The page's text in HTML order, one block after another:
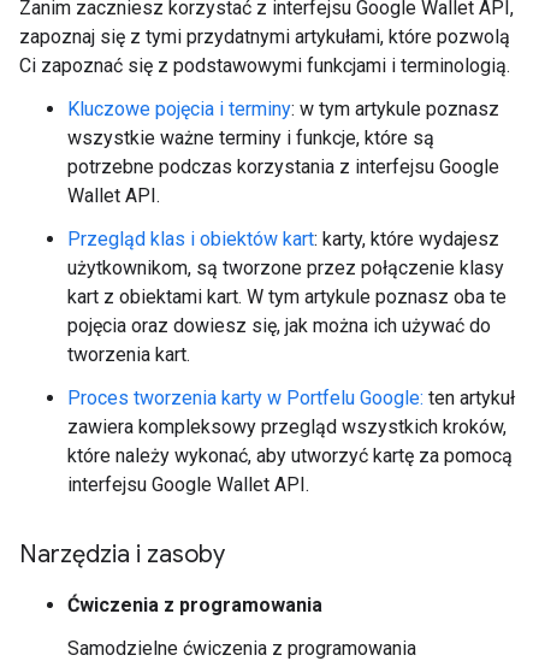
Zanim zaczniesz korzystać z interfejsu Google Wallet API,
zapoznaj się z tymi przydatnymi artykułami, które pozwolą
Ci zapoznać się z podstawowymi funkcjami i terminologią.
Kluczowe pojęcia i terminy: w tym artykule poznasz
wszystkie ważne terminy i funkcje, które są
potrzebne podczas korzystania z interfejsu Google
Wallet API.
Przegląd klas i obiektów kart: karty, które wydajesz
użytkownikom, są tworzone przez połączenie klasy
kart z obiektami kart. W tym artykule poznasz oba te
pojęcia oraz dowiesz się, jak można ich używać do
tworzenia kart.
Proces tworzenia karty w Portfelu Google: ten artykuł
zawiera kompleksowy przegląd wszystkich kroków,
które należy wykonać, aby utworzyć kartę za pomocą
interfejsu Google Wallet API.
Narzędzia i zasoby
Ćwiczenia z programowania
Samodzielne ćwiczenia z programowania